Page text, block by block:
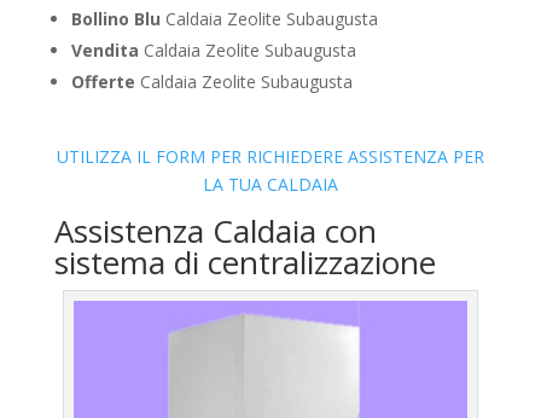
Bollino Blu Caldaia Zeolite Subaugusta
Vendita Caldaia Zeolite Subaugusta
Offerte Caldaia Zeolite Subaugusta
UTILIZZA IL FORM PER RICHIEDERE ASSISTENZA PER
LA TUA CALDAIA
Assistenza Caldaia con
sistema di centralizzazione